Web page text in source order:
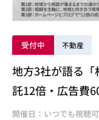
受付中 不動産
地方3社が語る
託12倍・広告費
開催日：いつでも視聴